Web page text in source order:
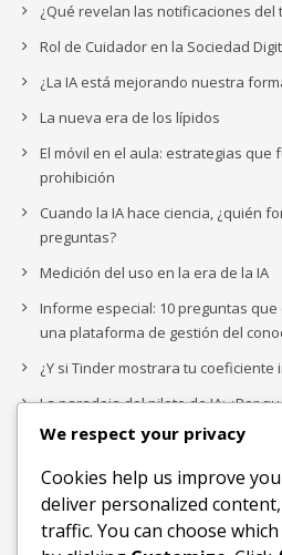
¿Qué revelan las notificaciones del
Rol de Cuidador en la Sociedad
¿La IA está mejorando nuestra
La nueva era de los lípidos
El móvil en el aula: estrategias que
prohibición
Cuando la IA hace ciencia, ¿quién
preguntas?
Medición del uso en la era de la IA
Informe especial: 10 preguntas
una plataforma de gestión del
¿Y si Tinder mostrara tu coeficiente
La paradoja del piloto de IA: ¿Por
complejidad de la IA empresarial?
Los organigramas de marketing
IA acaba de dejarlos obsoletos.
We respect your privacy
Cookies help us improve
deliver personalized
traffic. You can choose